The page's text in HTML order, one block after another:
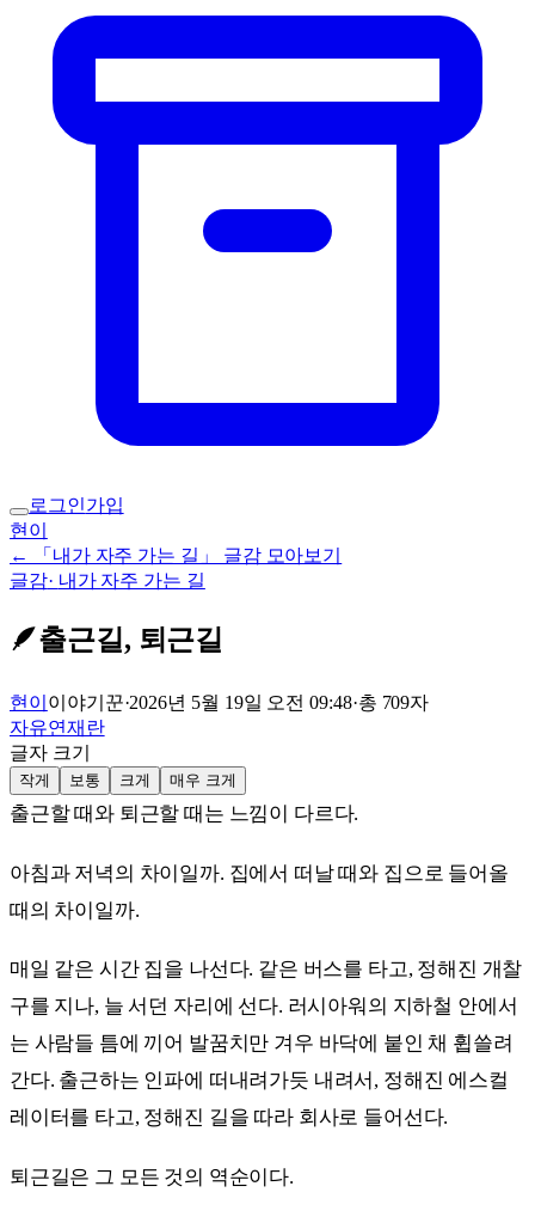
로그인가입
현이
← 「내가 자주 가는 길」 글감 모아보기
글감· 내가 자주 가는 길
🪶출근길, 퇴근길
현이 이야기꾼·2026년 5월 19일 오전 09:48·총 709자
자유연재란
글자 크기
작게 보통 크게 매우 크게
출근할 때와 퇴근할 때는 느낌이 다르다.
아침과 저녁의 차이일까. 집에서 떠날 때와 집으로 들어올
때의 차이일까.
매일 같은 시간 집을 나선다. 같은 버스를 타고, 정해진 개찰
구를 지나, 늘 서던 자리에 선다. 러시아워의 지하철 안에서
는 사람들 틈에 끼어 발꿈치만 겨우 바닥에 붙인 채 휩쓸려
간다. 출근하는 인파에 떠내려가듯 내려서, 정해진 에스컬
레이터를 타고, 정해진 길을 따라 회사로 들어선다.
퇴근길은 그 모든 것의 역순이다.